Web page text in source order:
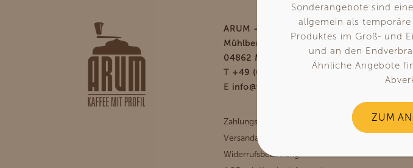
ARUM – Kaffee mit Profil
Mühlbergerstr. 81
04862 Mockrehna
T +49 (0) 34244 59692
E info@www.arum-kaffee.de
Shop
Preise
Über Uns
Zahlungsarten
Versandarten
Widerrufsbelehrung
Sonderangebote sind
allgemein als
Produktes im Groß- und
und an den
Ähnliche Angebote
ZUM